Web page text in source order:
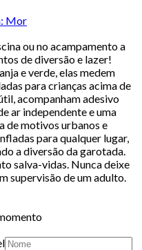
Mor
ou no acampamento a
de diversão e lazer!
e verde, elas medem
para crianças acima de
acompanham adesivo
ar independente e uma
de motivos urbanos e
para qualquer lugar,
a diversão da garotada.
salva-vidas. Nunca deixe
supervisão de um adulto.